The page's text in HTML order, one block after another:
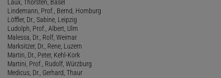
Laux, Thorsten, Basel
Lindemann, Prof., Bernd, Homburg
Löffler, Dr., Sabine, Leipzig
Ludolph, Prof., Albert, Ulm
Malessa, Dr., Rolf, Weimar
Marksitzer, Dr., Rene, Luzern
Martin, Dr., Peter, Kehl-Kork
Martini, Prof., Rudolf, Würzburg
Medicus, Dr., Gerhard, Thaur